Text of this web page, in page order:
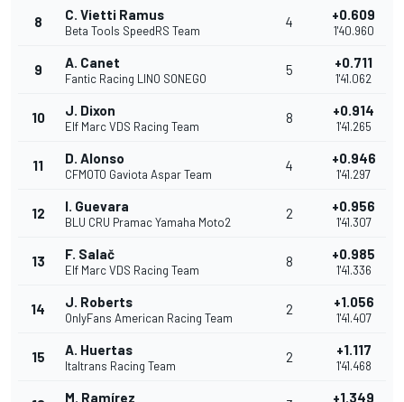
8 C. Vietti Ramus
Beta Tools SpeedRS Team
4 +0.609
1'40.960
9 A. Canet
Fantic Racing LINO SONEGO
5 +0.711
1'41.062
10 J. Dixon
Elf Marc VDS Racing Team
8 +0.914
1'41.265
11 D. Alonso
CFMOTO Gaviota Aspar Team
4 +0.946
1'41.297
12 I. Guevara
BLU CRU Pramac Yamaha Moto2
2 +0.956
1'41.307
13 F. Salač
Elf Marc VDS Racing Team
8 +0.985
1'41.336
14 J. Roberts
OnlyFans American Racing Team
2 +1.056
1'41.407
15 A. Huertas
Italtrans Racing Team
2 +1.117
1'41.468
M. Ramírez +1.349